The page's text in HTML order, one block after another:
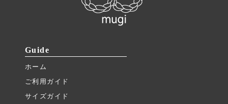
Guide
ホーム
ご利用ガイド
サイズガイド